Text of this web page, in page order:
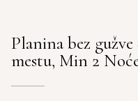
Planina bez
mestu, Min 2